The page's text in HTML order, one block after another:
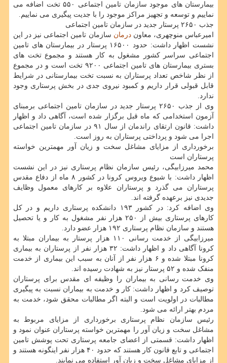
بیمارستان های موجود سازمان تامین اجتماعی ۵۵۰ تخت اضافه می
نماییم و توسعه و تجهیز مراکز موجود را با جدیت پیگیری می نماییم.
جذب ۲۶۵۰ پرستار جدید در سازمان تامین اجتماعی
امیرعباس منوچهری، معاوندرمان سازمان تامین اجتماعی نیز در این
نشست اظهار داشت: حدود ۱۶۵۰۰ پرستار در بیمارستان های تامین
اجتماعی سراسر کشور مشغول به کار هستند و مجموع تخت های
بستری بیمارستان های تامین اجتماعی ۹۲۰۰ تخت است و در مجموع
از نظر شاخص تعداد پرستاران به نسبت تخت بیمارستانی در شرایط
قابل قبولی قرار داریم و کمبود نیروی جدی در بخش پرستاری وجود
ندارد.
وی از جذب ۲۶۵۰ پرستار جدید در سازمان تامین اجتماعی برمبنای
آزمون استخدامی که ماه قبل برگزار شده است، آگاهی داد و اظهار
داشت: قانون ارتقای راندمان از سال ۹۱ در سازمان تامین اجتماعی
اجرا می شود و پرداختی پرستاران به روز است.
برخورداری از مزایای مشاغل سخت و زیان آور مهمترین خواسته
پرستاران است
محمد میرزابیگی، رئیس سازمان نظام پرستاری نیز در این نشست
اظهار داشت: با شیوع ویروس کرونا در کشور ۸ ماه از دفاع مقدس
پرستاران می گذرد و پرستاران علاوه بر کارهای معمول وظایف
جدیدی نیز برعهده گرفته اند.
وی اضافه کرد: در کشور ۱۹۳ دانشکده پرستاری داریم و در کل
کارهای پرستاری بیش از ۲۵۰ هزار نفر مشغول به کار و یا تحصیل
هستند و سازمان نظام پرستاری ۱۹۲ هزار عضو دارد.
میرزابیگی از خدمت رسانی ۱۱۰ هزار پرستار به بیماران مبتلا به
کرونا آگاهی داد و اظهار داشت: ۳۲ هزار نفر از پرستاران به بیماری
کرونا مبتلا شده و ۶ هزار نفر از آنان به سبب این بیماری از خدمت
منفک شده و ۵۲ پرستار نیز به شهادت رسیده اند.
وی خدمت رسانی به بیماران را وظیفه ای مقدس برای پرستاران
توصیف کرد و اظهار داشت: کار و خدمت به بیماران نسبت به پیگیری
مطالبات در اولویت است و البته اگر مطالبات محقق شود، خدمت به
مردم بهتر ارائه می شود.
رئیس سازمان نظام پرستاری برخورداری از مزایای مربوط به
مشاغل سخت و زیان آور را مهمترین خواسته پرستاران عنوان نمود و
اظهار داشت: قسمتی از اعضای جامعه پرستاری تحت پوشش تامین
اجتماعی و تابع قانون کار هستند که حدود ۴۰ هزار نفر اینگونه هستند و
از مزایای مشاغل سخت و زیان آور استفاده می نمایند.